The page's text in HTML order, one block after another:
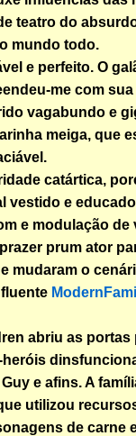
teatro do
mundo todo.
e perfeito. O
me com
vagabundo e
meiga, que
catártica,
vestido e
e modulação de
prum ator
mudaram o
abriu as
heróis
e afins. A
utilizou
de carne